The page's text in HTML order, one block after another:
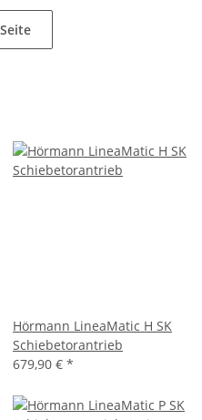
Hörmann LineaMatic H SK
Schiebetorantrieb
679,90 € *